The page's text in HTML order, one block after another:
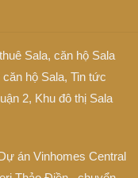
Sala, căn hộ Sala
căn hộ Sala, Tin tức
2, Khu đô thị Sala
án Vinhomes Central